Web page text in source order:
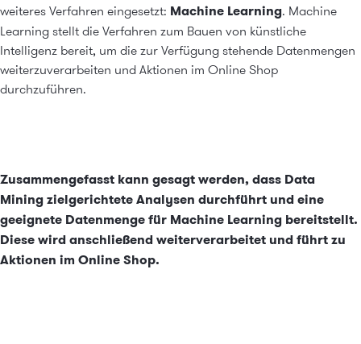
weiteres Verfahren eingesetzt: Machine Learning. Machine
Learning stellt die Verfahren zum Bauen von künstliche
Intelligenz bereit, um die zur Verfügung stehende Datenmengen
weiterzuverarbeiten und Aktionen im Online Shop
durchzuführen.
Zusammengefasst kann gesagt werden, dass Data
Mining zielgerichtete Analysen durchführt und eine
geeignete Datenmenge für Machine Learning bereitstellt.
Diese wird anschließend weiterverarbeitet und führt zu
Aktionen im Online Shop.